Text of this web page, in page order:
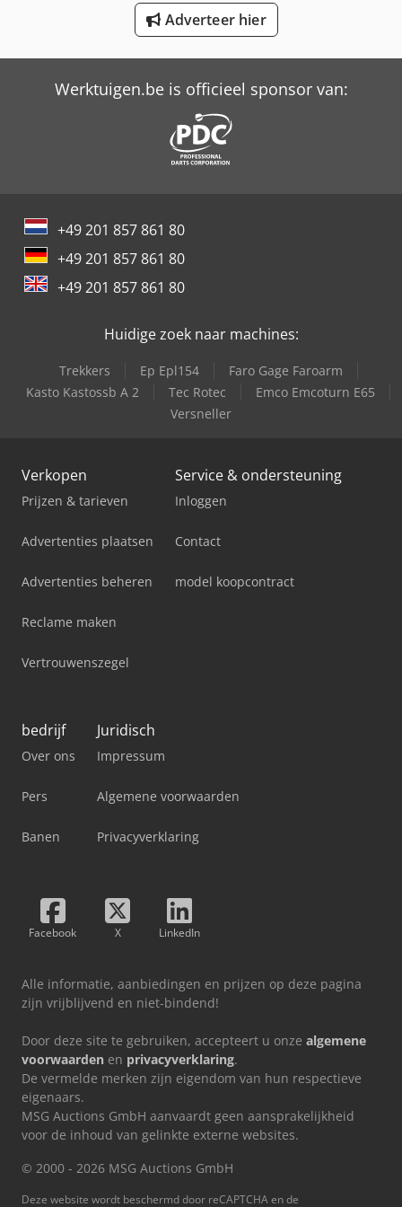
Adverteer hier
Werktuigen.be is officieel sponsor van:
+49 201 857 861 80
+49 201 857 861 80
+49 201 857 861 80
Huidige zoek naar machines:
Trekkers Ep Epl154
Faro Gage Faroarm
Kasto Kastossb A 2
Tec Rotec
Emco Emcoturn E65
Versneller
Verkopen
Prijzen & tarieven
Advertenties plaatsen
Advertenties beheren
Reclame maken
Vertrouwenszegel
Service & ondersteuning
Inloggen
Contact
model koopcontract
bedrijf
Over ons
Pers
Banen
Juridisch
Impressum
Algemene voorwaarden
Privacyverklaring
Facebook X LinkedIn
Alle informatie, aanbiedingen en prijzen op deze pagina
zijn vrijblijvend en niet-bindend!
Door deze site te gebruiken, accepteert u onze algemene
voorwaarden en privacyverklaring.
De vermelde merken zijn eigendom van hun respectieve
eigenaars.
MSG Auctions GmbH aanvaardt geen aansprakelijkheid
voor de inhoud van gelinkte externe websites.
© 2000 - 2026 MSG Auctions GmbH
Deze website wordt beschermd door reCAPTCHA en de